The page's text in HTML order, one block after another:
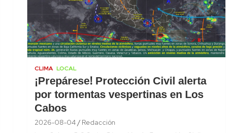
CLIMA LOCAL
¡Prepárese! Protección Civil alerta
por tormentas vespertinas en Los
Cabos
2026-08-04 Redacción